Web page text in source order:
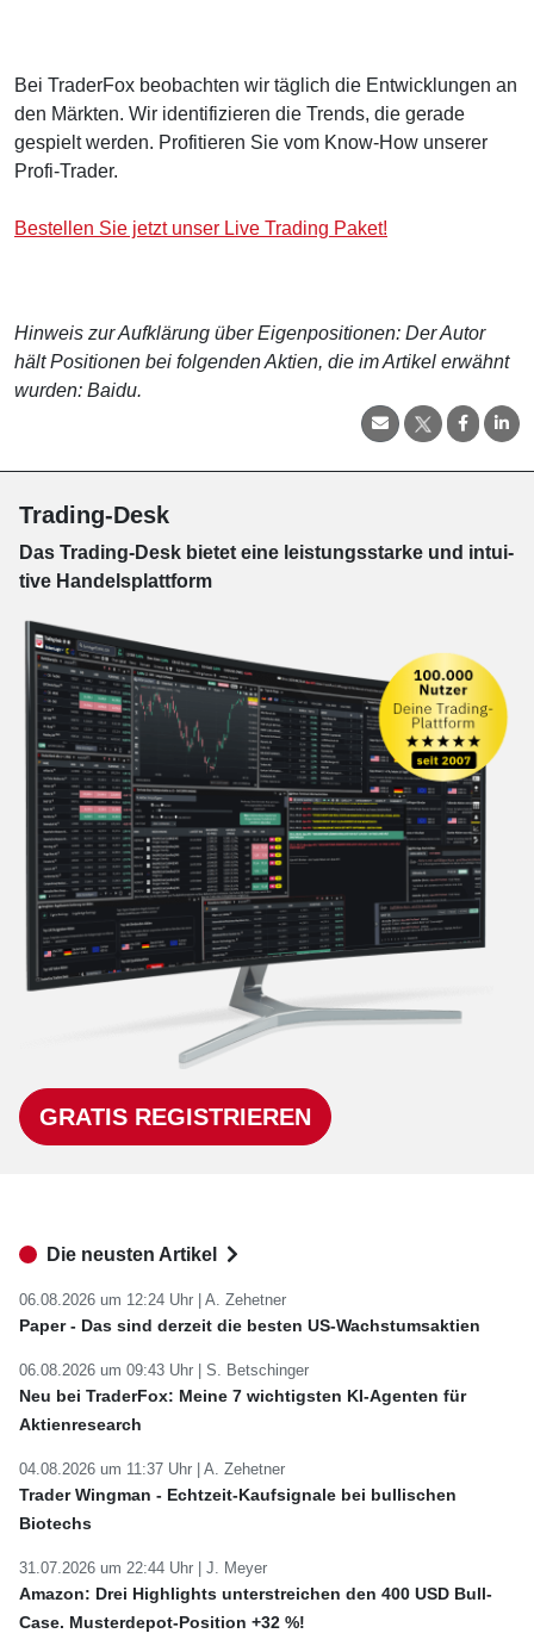
Bei TraderFox beobachten wir täglich die Entwicklungen an
den Märkten. Wir identifizieren die Trends, die gerade
gespielt werden. Profitieren Sie vom Know-How unserer
Profi-Trader.
Bestellen Sie jetzt unser Live Trading Paket!
Hinweis zur Aufklärung über Eigenpositionen: Der Autor
hält Positionen bei folgenden Aktien, die im Artikel erwähnt
wurden: Baidu.
Trading-Desk
Das Trading-Desk bie­tet eine leis­tungs­star­ke und in­tui­
tive Han­dels­platt­form
GRATIS REGISTRIEREN
Die neusten Artikel
06.08.2026 um 12:24 Uhr | A. Zehetner
Paper - Das sind derzeit die besten US-Wachstumsaktien
06.08.2026 um 09:43 Uhr | S. Betschinger
Neu bei TraderFox: Meine 7 wichtigsten KI-Agenten für
Aktienresearch
04.08.2026 um 11:37 Uhr | A. Zehetner
Trader Wingman - Echtzeit-Kaufsignale bei bullischen
Biotechs
31.07.2026 um 22:44 Uhr | J. Meyer
Amazon: Drei Highlights unterstreichen den 400 USD Bull-
Case. Musterdepot-Position +32 %!